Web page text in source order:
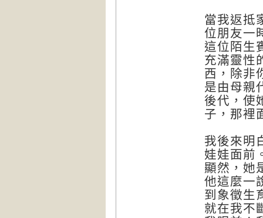
當我返抵
位朋友一
這位陌生
充滿靈性
西，除非
是由母親
後代，使
子，那裡
我後來明
娃娃面前
顯然，她
他這麼一
到象徵生
就在我不